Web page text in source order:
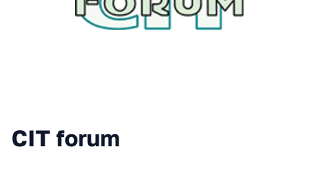
CIT forum